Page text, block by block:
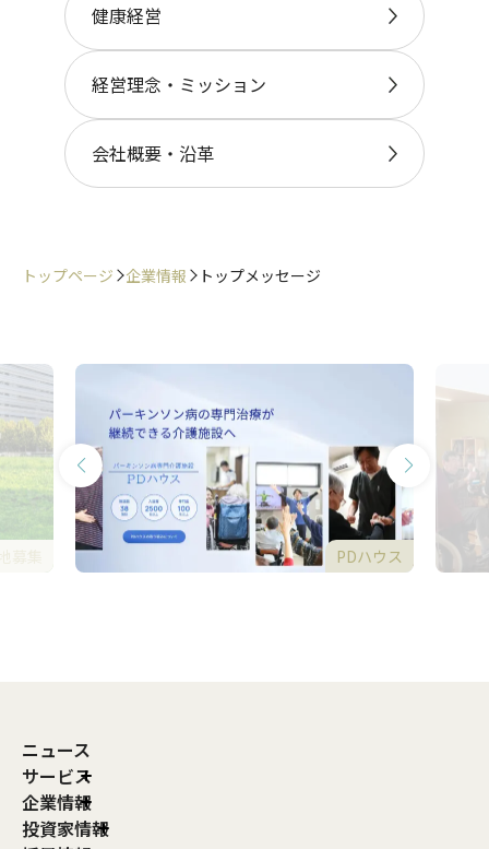
健康経営
経営理念・ミッション
会社概要・沿革
トップページ 企業情報 トップメッセージ
PDハウス
ニュース
サービス
企業情報
投資家情報